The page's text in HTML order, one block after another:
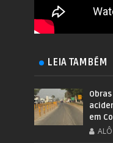
LEIA TAMBÉM
em